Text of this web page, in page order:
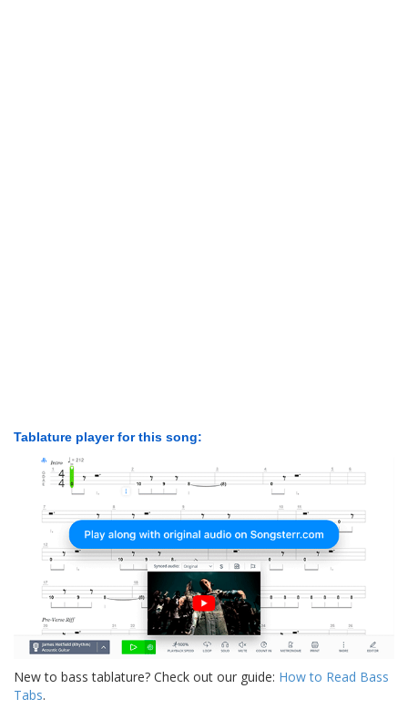
Tablature player for this song:
New to bass tablature? Check out our guide: How to Read Bass
Tabs.